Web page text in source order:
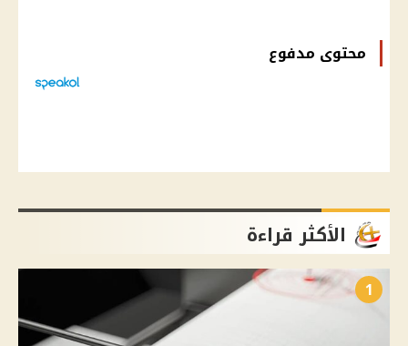
محتوى مدفوع
الأكثر قراءة
1